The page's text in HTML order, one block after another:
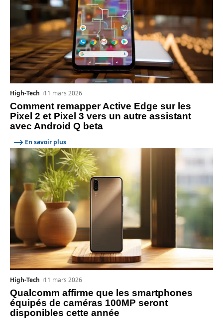
Comment remapper Active Edge sur les
Pixel 2 et Pixel 3 vers un autre assistant
avec Android Q beta
High-Tech 11 mars 2026
En savoir plus
Qualcomm affirme que les smartphones
équipés de caméras 100MP seront
disponibles cette année
High-Tech 11 mars 2026